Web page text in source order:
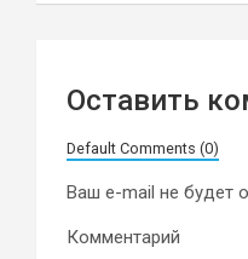
Оставить
Default Comments (0)
Ваш e-mail не будет
Комментарий